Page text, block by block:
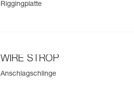
Riggingplatte
WIRE STROP
Anschlagschlinge